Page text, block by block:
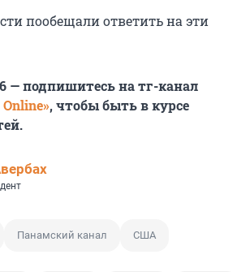
пообещали ответить на эти
— подпишитесь на тг-канал
, чтобы быть в курсе
Панамский канал США